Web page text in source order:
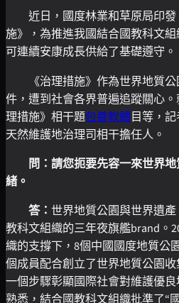
近日，國度林業和草原局印
施》，為推進我國結合國教科文
可連續安康成長供給了基礎遵守。
《治理措施》作為世界地質
件，遭到社會各界普遍追蹤關心
理措施》相干題包養軟體目等，
天然維護地治理司相干擔任人。
問：請您扼要先容一來世界
緒。
答：世界地質公園與世界遺
教科文組織的三年夜旗艦brand。
織的支撐下，8個中國國度地質公
個成員配合創立了世界地質公園收
一個步驟彰顯國際社會對維護優
熟悉，結合國教科文組織批準了“